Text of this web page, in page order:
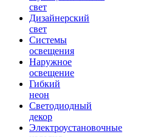
свет
Дизайнерский
свет
Системы
освещения
Наружное
освещение
Гибкий
неон
Светодиодный
декор
Электроустановочные